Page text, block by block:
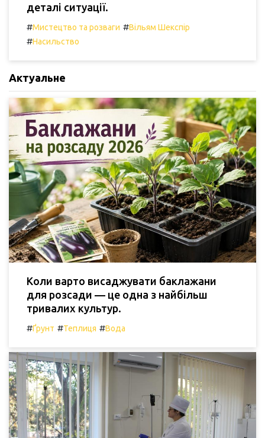
деталі ситуації.
#Мистецтво та розваги #Вільям Шекспір
#Насильство
Актуальне
Коли варто висаджувати баклажани
для розсади — це одна з найбільш
тривалих культур.
#Ґрунт #Теплиця #Вода